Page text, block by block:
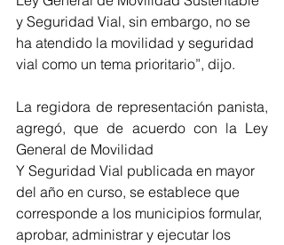
y Seguridad Vial, sin embargo, no se
ha atendido la movilidad y seguridad
vial como un tema prioritario”, dijo.
La regidora de representación panista,
agregó, que de acuerdo con la Ley
General de Movilidad
Y Seguridad Vial publicada en mayor
del año en curso, se establece que
corresponde a los municipios formular,
aprobar, administrar y ejecutar los